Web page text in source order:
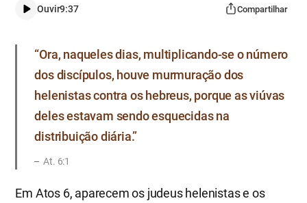
Ouvir9:37 Compartilhar
“Ora, naqueles dias, multiplicando-se o número
dos discípulos, houve murmuração dos
helenistas contra os hebreus, porque as viúvas
deles estavam sendo esquecidas na
distribuição diária.”
At. 6:1
Em Atos 6, aparecem os judeus helenistas e os